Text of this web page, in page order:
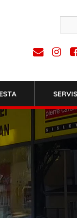
SERVIS